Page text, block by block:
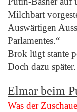
Milchbart
Auswärtigen
Parlamentes.“
Brok lügt stante
Doch dazu später.
Elmar beim
Was der